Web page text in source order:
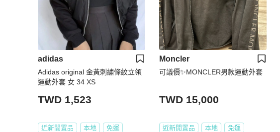
adidas
Adidas original 金黃刺繡條紋立領
運動外套 女 34 XS
TWD 1,523
近新閒置品 本地 免運
Moncler
可議價✨MONCLER男款運動外套
TWD 15,000
近新閒置品 本地 免運